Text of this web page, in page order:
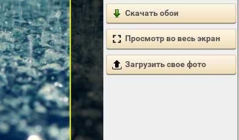
Скачать обои
Просмотр во весь экран
Загрузить свое фото